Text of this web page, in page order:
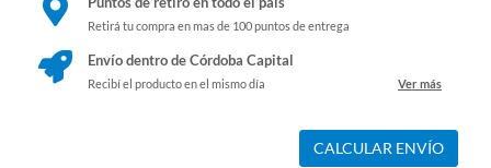
Retirá tu compra en mas de 100 puntos de entrega
Envío dentro de Córdoba Capital
Recibí el producto en el mismo día Ver más
CALCULAR ENVÍO